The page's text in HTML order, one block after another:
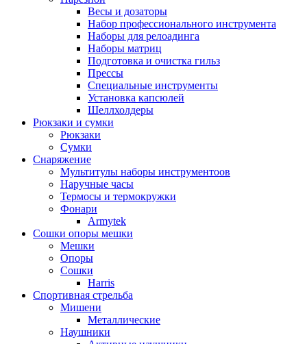
Весы и дозаторы
Набор профессионального инструмента
Наборы для релоадинга
Наборы матриц
Подготовка и очистка гильз
Прессы
Специальные инструменты
Установка капсюлей
Шеллхолдеры
Рюкзаки и сумки
Рюкзаки
Сумки
Снаряжение
Мультитулы наборы инструментоов
Наручные часы
Термосы и термокружки
Фонари
Armytek
Сошки опоры мешки
Мешки
Опоры
Сошки
Harris
Спортивная стрельба
Мишени
Металлические
Наушники